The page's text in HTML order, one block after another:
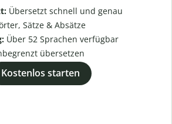
Übersetzt schnell und genau
Sätze & Absätze
Über 52 Sprachen verfügbar
übersetzen
Kostenlos starten